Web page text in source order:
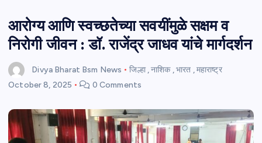
आरोग्य आणि स्वच्छतेच्या सवयींमुळे सक्षम व
निरोगी जीवन : डॉ. राजेंद्र जाधव यांचे मार्गदर्शन
Divya Bharat Bsm News जिल्हा,नाशिक,भारत ,महाराष्ट्र
October 8, 2025
0 Comments